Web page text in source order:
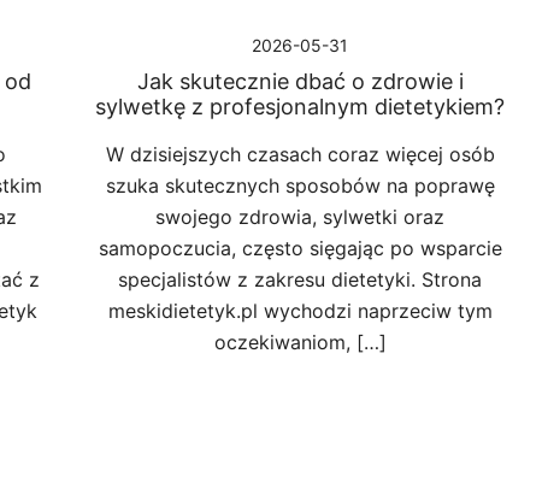
od
z
2026-05-31
Jak skutecznie dbać o zdrowie i
sylwetkę z profesjonalnym dietetykiem?
W dzisiejszych czasach coraz więcej osób
szuka skutecznych sposobów na poprawę
swojego zdrowia, sylwetki oraz
samopoczucia, często sięgając po wsparcie
specjalistów z zakresu dietetyki. Strona
meskidietetyk.pl wychodzi naprzeciw tym
oczekiwaniom, […]